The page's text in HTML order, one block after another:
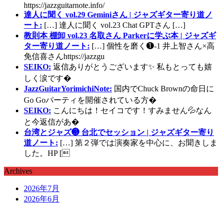
https://jazzguitarnote.info/
達人に聞く vol.29 Geminiさん | ジャズギター寄り道ノ
ート: […] 達人に聞く vol.23 Chat GPTさん […]
教則本 棚卸 vol.23 名取さん Parkerに学ぶ本 | ジャズギ
ター寄り道ノート: […] 個性を磨く❶-1 井上智さん×高
免信喜さんhttps://jazzgu
SEIKO: 返信ありがとうございます✨ 私もとっても嬉
しく涙です�
JazzGuitarYorimichiNote: 国内でChuck Brownの命日に
Go Goパーティを開催されている方�
SEIKO: こんにちは！セイコです！すみません💦なん
と今返信があ�
台湾とジャズ❸ 台北でセッション | ジャズギター寄り
道ノート: […] 第２弾では演奏家を中心に、お聞きしま
した。HP [
Archives
2026年7月
2026年6月